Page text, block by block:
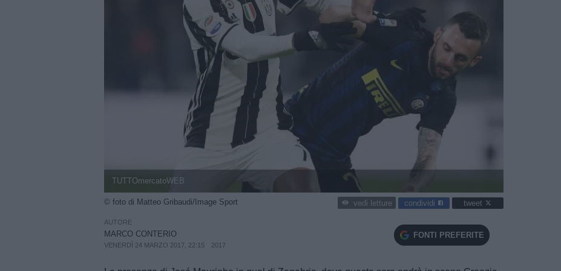
TUTTOmercatoWEB
© foto di Matteo Gribaudi/Image Sport vedi letture condividi tweet
AUTORE
MARCO CONTERIO
VENERDÌ 24 MARZO 2017, 22:15 2017
FONTI PREFERITE